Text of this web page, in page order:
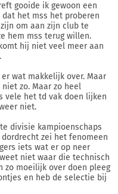
gooide ik gewoon een
het mss het proberen
om aan zijn club te
hem mss terug willen.
hij niet veel meer aan
er wat makkelijk over. Maar
zo. Maar zo heel
vele het td vak doen lijken
niet.
divisie kampioenschaps
zei het fenomeen
iets wat er op neer
niet waar die technisch
zo moeilijk over doen pleeg
en heb de selectie bij